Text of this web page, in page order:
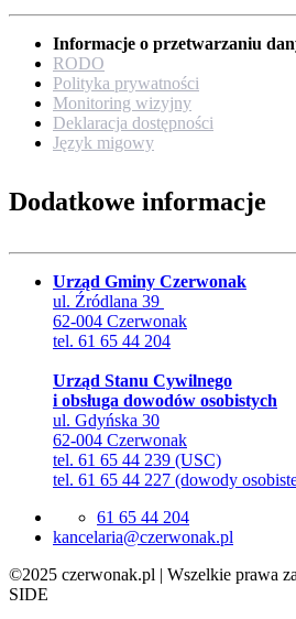
Informacje o przetwarzaniu
RODO
Polityka prywatności
Monitoring wizyjny
Deklaracja dostępności
Język migowy
Dodatkowe informacje
Urząd Gminy Czerwonak
ul. Źródlana 39
62-004 Czerwonak
tel. 61 65 44 204
Urząd Stanu Cywilnego
i obsługa dowodów osobistych
ul. Gdyńska 30
62-004 Czerwonak
tel. 61 65 44 239 (USC)
tel. 61 65 44 227 (dowody
61 65 44 204
lp.kanowrezc@airalecnak
©2025 czerwonak.pl | Wszelkie prawa
SIDE